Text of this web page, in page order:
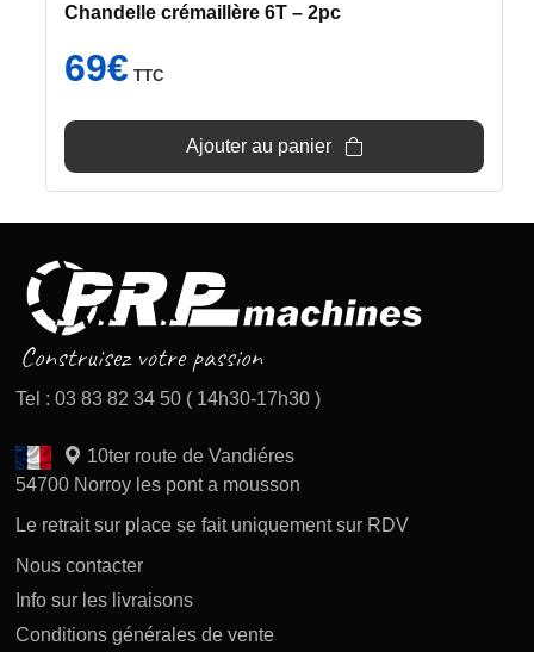
Chandelle crémaillère 6T – 2pc
69€ TTC
Ajouter au panier
Tel : 03 83 82 34 50 ( 14h30-17h30 )
10ter route de Vandiéres
54700 Norroy les pont a mousson
Le retrait sur place se fait uniquement sur RDV
Nous contacter
Info sur les livraisons
Conditions générales de vente